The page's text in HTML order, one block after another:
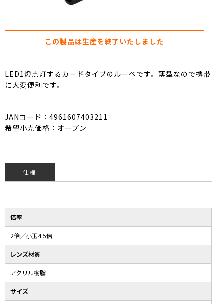
この製品は生産を終了いたしました
LED1燈点灯するカードタイプのルーペです。薄型なので携帯
に大変便利です。
JANコード：4961607403211
希望小売価格：オープン
仕様
倍率
2倍／小玉4.5倍
レンズ材質
アクリル樹脂
サイズ